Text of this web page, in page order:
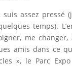
assez pressé
temps).
me
amis dans ce
», le Parc